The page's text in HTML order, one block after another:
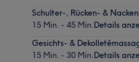
Schulter-, Rücken- &
15 Min. - 45 Min.Details
Gesichts- &
15 Min. - 30 Min.Details